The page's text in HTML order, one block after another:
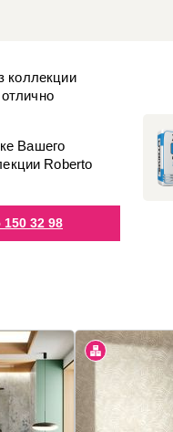
коллекции
Вашего
Roberto
150 32 98